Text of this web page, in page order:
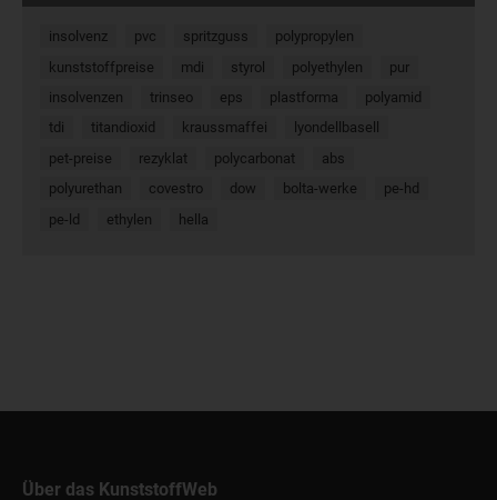
insolvenz pvc spritzguss
polypropylen
kunststoffpreise
mdi styrol polyethylen
pur
insolvenzen
trinseo eps plastforma
polyamid
tdi
titandioxid kraussmaffei
lyondellbasell
pet-preise
rezyklat polycarbonat
abs
polyurethan
covestro dow bolta-werke
pe-hd
pe-ld
ethylen hella
Über das KunststoffWeb